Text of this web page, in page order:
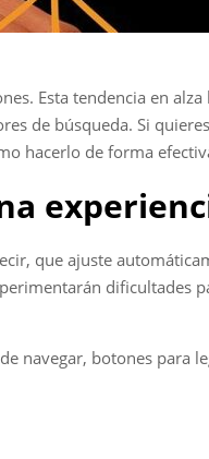
Esta tendencia en
de búsqueda. Si
hacerlo de forma
que ajuste
dificultades
navegar, botones para